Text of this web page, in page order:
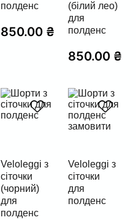
полденс
850.00 ₴
(білий лео)
для
полденс
850.00 ₴
Veloleggi з
сіточки
(чорний)
для
полденс
Veloleggi з
сіточки
для
полденс